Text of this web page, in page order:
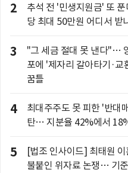
2
추석 전 '민생지원금' 또
당 최대 50만원 어디서 받
3
"그 세금 절대 못 낸다"…
포에 '제자리 갈아타기·교
꿈틀
4
최대주주도 못 피한 '반대
탄… 지분율 42%에서
5
[법조 인사이드] 최태원 이
불붙인 위자료 논쟁… 기